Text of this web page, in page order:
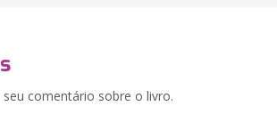
seu comentário sobre o livro.